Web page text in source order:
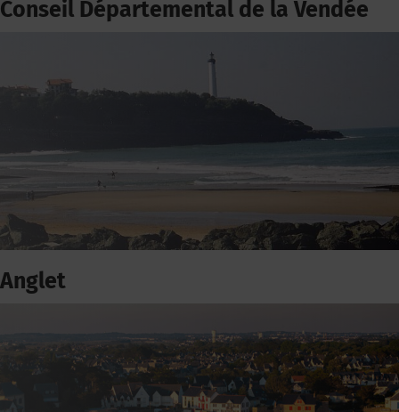
Conseil Départemental de la Vendée
Anglet